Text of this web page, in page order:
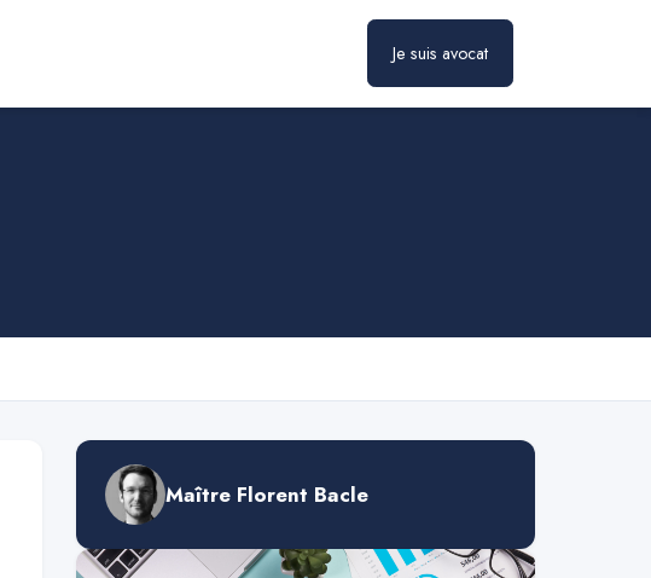
Je suis avocat
Prendre rendez-vous
Maître Florent Bacle